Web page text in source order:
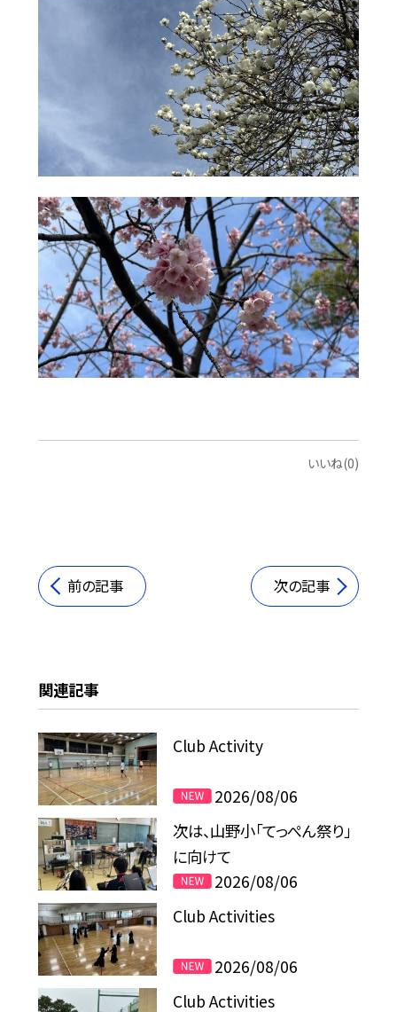
いいね(0)
前の記事 次の記事
関連記事
Club Activity
2026/08/06
次は、山野小「てっぺん祭り」
に向けて
2026/08/06
Club Activities
2026/08/06
Club Activities